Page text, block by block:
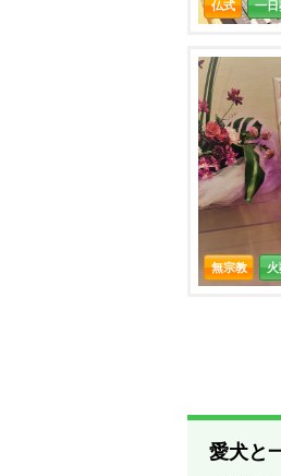
仏式 一日
無宗教 火
愛犬と